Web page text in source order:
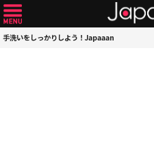
手洗いをしっかりしよう！Japaaan